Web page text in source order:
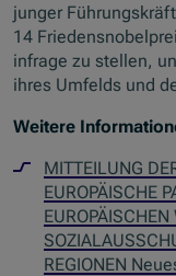
junger
14
infrage zu stellen,
ihres Umfelds und
Weitere
MITTEILUNG
EUROPÄISCHE
REGIONEN